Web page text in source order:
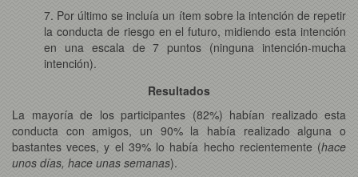
7. Por último se incluía un ítem sobre la intención de repetir
la conducta de riesgo en el futuro, midiendo esta intención
en una escala de 7 puntos (ninguna intención-mucha
intención).
Resultados
La mayoría de los participantes (82%) habían realizado esta
conducta con amigos, un 90% la había realizado alguna o
bastantes veces, y el 39% lo había hecho recientemente (hace
unos días, hace unas semanas).